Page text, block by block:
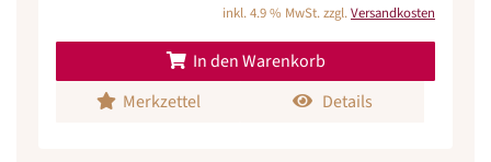
inkl. 4.9 % MwSt. zzgl.Versandkosten
In den Warenkorb
Merkzettel
Details